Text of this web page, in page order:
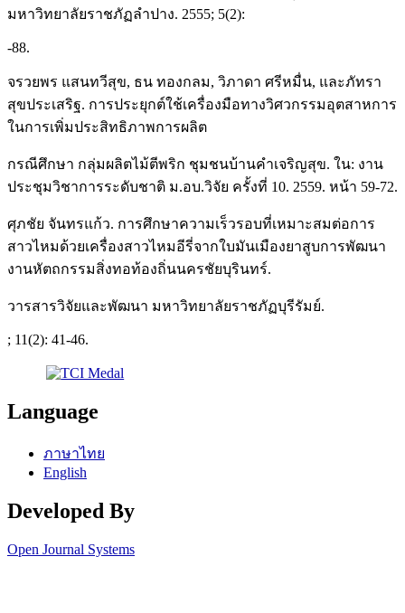
มหาวิทยาลัยราชภัฏลําปาง. 2555; 5(2):
-88.
จรวยพร แสนทวีสุข, ธน ทองกลม, วิภาดา ศรีหมื่น, และภัทรา
สุขประเสริฐ. การประยุกต์ใช้เครื่องมือทางวิศวกรรมอุตสาหการ
ในการเพิ่มประสิทธิภาพการผลิต
กรณีศึกษา กลุ่มผลิตไม้ตีพริก ชุมชนบ้านคําเจริญสุข. ใน: งาน
ประชุมวิชาการระดับชาติ ม.อบ.วิจัย ครั้งที่ 10. 2559. หน้า 59-72.
ศุภชัย จันทรแก้ว. การศึกษาความเร็วรอบที่เหมาะสมต่อการ
สาวไหมด้วยเครื่องสาวไหมอีรี่จากใบมันเมืองยาสูบการพัฒนา
งานหัตถกรรมสิ่งทอท้องถิ่นนครชัยบุรินทร์.
วารสารวิจัยและพัฒนา มหาวิทยาลัยราชภัฏบุรีรัมย์.
; 11(2): 41-46.
Language
ภาษาไทย
English
Developed By
Open Journal Systems